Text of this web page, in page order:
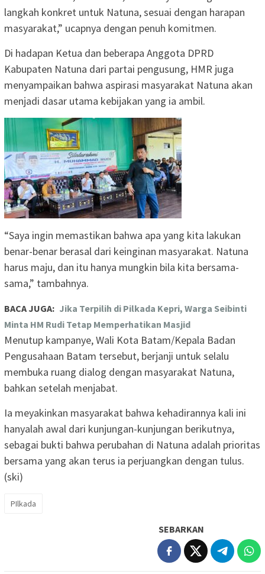
langkah konkret untuk Natuna, sesuai dengan harapan
masyarakat,” ucapnya dengan penuh komitmen.
Di hadapan Ketua dan beberapa Anggota DPRD
Kabupaten Natuna dari partai pengusung, HMR juga
menyampaikan bahwa aspirasi masyarakat Natuna akan
menjadi dasar utama kebijakan yang ia ambil.
“Saya ingin memastikan bahwa apa yang kita lakukan
benar-benar berasal dari keinginan masyarakat. Natuna
harus maju, dan itu hanya mungkin bila kita bersama-
sama,” tambahnya.
BACA JUGA: Jika Terpilih di Pilkada Kepri, Warga Seibinti
Minta HM Rudi Tetap Memperhatikan Masjid
Menutup kampanye, Wali Kota Batam/Kepala Badan
Pengusahaan Batam tersebut, berjanji untuk selalu
membuka ruang dialog dengan masyarakat Natuna,
bahkan setelah menjabat.
Ia meyakinkan masyarakat bahwa kehadirannya kali ini
hanyalah awal dari kunjungan-kunjungan berikutnya,
sebagai bukti bahwa perubahan di Natuna adalah prioritas
bersama yang akan terus ia perjuangkan dengan tulus.
(ski)
PIlkada
SEBARKAN